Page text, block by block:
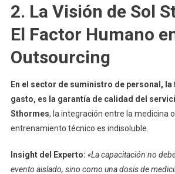
2. La Visión de Sol
El Factor Humano
Outsourcing
En el sector de suministro de personal, la
gasto, es la garantía de calidad del
Sthormes, la integración entre la medicina
entrenamiento técnico es indisoluble.
Insight del Experto: «La capacitación no
evento aislado, sino como una dosis de